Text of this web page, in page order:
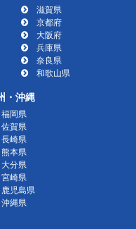
滋賀県
京都府
大阪府
兵庫県
奈良県
和歌山県
・沖縄
福岡県
佐賀県
長崎県
熊本県
大分県
宮崎県
鹿児島県
沖縄県